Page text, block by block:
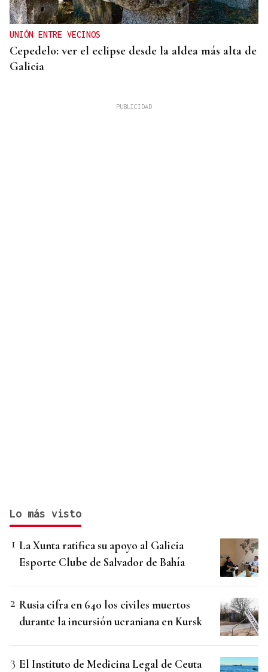
UNIÓN ENTRE VECINOS
Cepedelo: ver el eclipse desde la aldea más alta de
Galicia
Lo más visto
La Xunta ratifica su apoyo al Galicia
Esporte Clube de Salvador de Bahía
Rusia cifra en 640 los civiles muertos
durante la incursión ucraniana en Kursk
El Instituto de Medicina Legal de Ceuta